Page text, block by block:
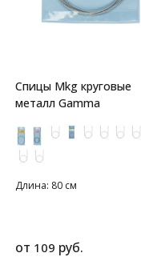
Спицы Mkg круговые
металл Gamma
Длина: 80 см
от 109 руб.